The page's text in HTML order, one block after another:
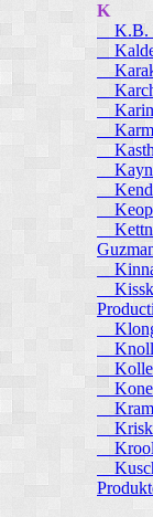
K
K.B.
Kone